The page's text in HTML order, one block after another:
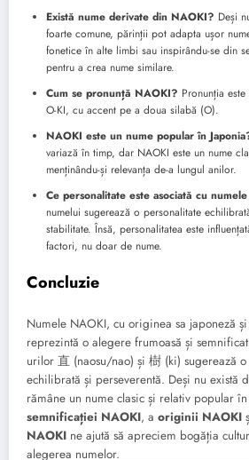
Există nume derivate din NAOKI? Deși
foarte comune, părinții pot adapta ușor
fonetice în alte limbi sau inspirându-se din
pentru a crea nume similare.
Cum se pronunță NAOKI? Pronunția
O-KI, cu accent pe a doua silabă (O).
NAOKI este un nume popular în
variază în timp, dar NAOKI este un nume
menținându-și relevanța de-a lungul anilor.
Ce personalitate este asociată cu
numelui sugerează o personalitate
stabilitate. Însă, personalitatea este
factori, nu doar de nume.
Concluzie
Numele NAOKI, cu originea sa japoneză
reprezintă o alegere frumoasă și
urilor 直 (naosu/nao) și 樹 (ki) sugerează
echilibrată și perseverentă. Deși nu există
rămâne un nume clasic și relativ popular
semnificației NAOKI, a originii NAOKI
NAOKI ne ajută să apreciem bogăția
alegerea numelor.